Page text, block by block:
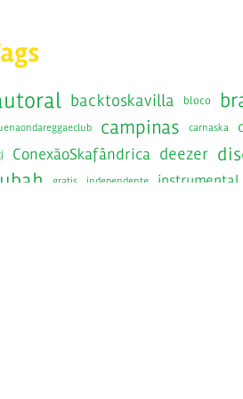
backtoskavilla bloco
campinas carnaska
ConexãoSkafândrica deezer
gratis independente instrumental